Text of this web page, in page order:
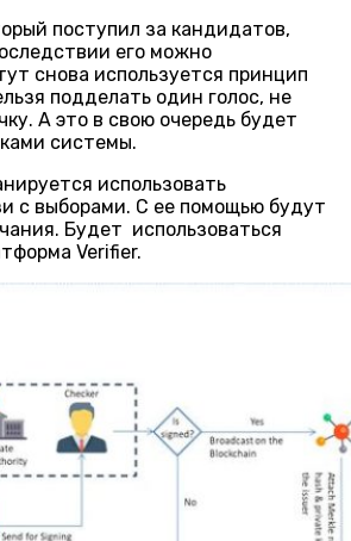
поступил за кандидатов,
его можно
снова используется принцип
подделать один голос, не
А это в свою очередь будет
системы.
использовать
с выборами. С ее помощью будут
Будет использоваться
Verifier.